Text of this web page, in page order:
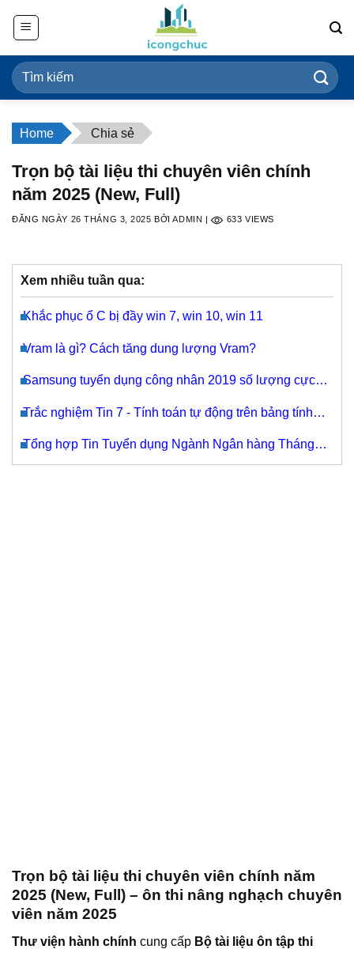
qua
dung
Home Chia sẻ
Trọn bộ tài liệu thi chuyên viên chính
năm 2025 (New, Full)
ĐĂNG NGÀY 26 THÁNG 3, 2025 BỞIADMIN 633 VIEWS
Xem nhiều tuần qua:
Khắc phục ổ C bị đầy win 7, win 10, win 11
Vram là gì? Cách tăng dung lượng Vram?
Samsung tuyển dụng công nhân 2019 số lượng cực
Trắc nghiệm Tin 7 - Tính toán tự động trên bảng tính
Tổng hợp Tin Tuyển dụng Ngành Ngân hàng Tháng
8/2022
Trọn bộ tài liệu thi chuyên viên chính năm
2025 (New, Full) – ôn thi nâng nghạch chuyên
viên năm 2025
Thư viện hành chính cung cấp Bộ tài liệu ôn tập thi